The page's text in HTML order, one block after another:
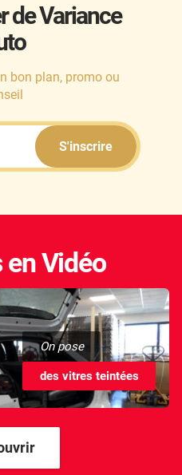
de Variance
bon plan, promo ou
S'inscrire
en Vidéo
On pose
des vitres teintées